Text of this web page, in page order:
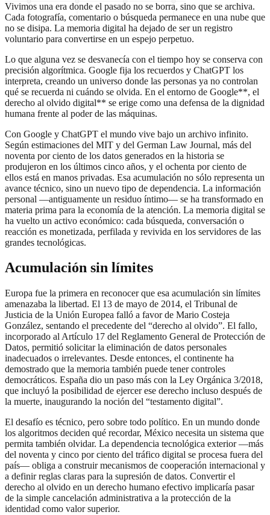
Vivimos una era donde el pasado no se borra, sino que se archiva.
Cada fotografía, comentario o búsqueda permanece en una nube que
no se disipa. La memoria digital ha dejado de ser un registro
voluntario para convertirse en un espejo perpetuo.
Lo que alguna vez se desvanecía con el tiempo hoy se conserva con
precisión algorítmica. Google fija los recuerdos y ChatGPT los
interpreta, creando un universo donde las personas ya no controlan
qué se recuerda ni cuándo se olvida. En el entorno de Google**, el
derecho al olvido digital** se erige como una defensa de la dignidad
humana frente al poder de las máquinas.
Con Google y ChatGPT el mundo vive bajo un archivo infinito.
Según estimaciones del MIT y del German Law Journal, más del
noventa por ciento de los datos generados en la historia se
produjeron en los últimos cinco años, y el ochenta por ciento de
ellos está en manos privadas. Esa acumulación no sólo representa un
avance técnico, sino un nuevo tipo de dependencia. La información
personal —antiguamente un residuo íntimo— se ha transformado en
materia prima para la economía de la atención. La memoria digital se
ha vuelto un activo económico: cada búsqueda, conversación o
reacción es monetizada, perfilada y revivida en los servidores de las
grandes tecnológicas.
Acumulación sin límites
Europa fue la primera en reconocer que esa acumulación sin límites
amenazaba la libertad. El 13 de mayo de 2014, el Tribunal de
Justicia de la Unión Europea falló a favor de Mario Costeja
González, sentando el precedente del “derecho al olvido”. El fallo,
incorporado al Artículo 17 del Reglamento General de Protección de
Datos, permitió solicitar la eliminación de datos personales
inadecuados o irrelevantes. Desde entonces, el continente ha
demostrado que la memoria también puede tener controles
democráticos. España dio un paso más con la Ley Orgánica 3/2018,
que incluyó la posibilidad de ejercer ese derecho incluso después de
la muerte, inaugurando la noción del “testamento digital”.
El desafío es técnico, pero sobre todo político. En un mundo donde
los algoritmos deciden qué recordar, México necesita un sistema que
permita también olvidar. La dependencia tecnológica exterior —más
del noventa y cinco por ciento del tráfico digital se procesa fuera del
país— obliga a construir mecanismos de cooperación internacional y
a definir reglas claras para la supresión de datos. Convertir el
derecho al olvido en un derecho humano efectivo implicaría pasar
de la simple cancelación administrativa a la protección de la
identidad como valor superior.